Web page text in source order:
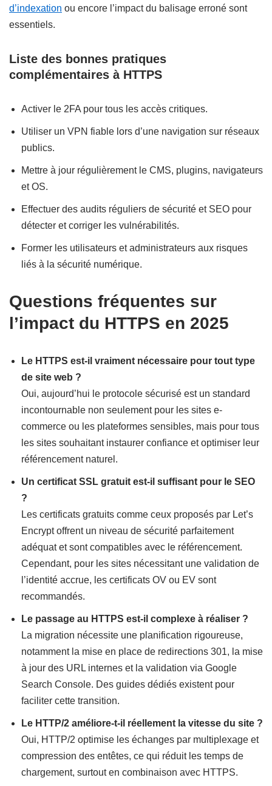
d’indexation ou encore l’impact du balisage erroné sont
essentiels.
Liste des bonnes pratiques
complémentaires à HTTPS
Activer le 2FA pour tous les accès critiques.
Utiliser un VPN fiable lors d’une navigation sur réseaux
publics.
Mettre à jour régulièrement le CMS, plugins, navigateurs
et OS.
Effectuer des audits réguliers de sécurité et SEO pour
détecter et corriger les vulnérabilités.
Former les utilisateurs et administrateurs aux risques
liés à la sécurité numérique.
Questions fréquentes sur
l’impact du HTTPS en 2025
Le HTTPS est-il vraiment nécessaire pour tout type
de site web ?
Oui, aujourd’hui le protocole sécurisé est un standard
incontournable non seulement pour les sites e-
commerce ou les plateformes sensibles, mais pour tous
les sites souhaitant instaurer confiance et optimiser leur
référencement naturel.
Un certificat SSL gratuit est-il suffisant pour le SEO
?
Les certificats gratuits comme ceux proposés par Let’s
Encrypt offrent un niveau de sécurité parfaitement
adéquat et sont compatibles avec le référencement.
Cependant, pour les sites nécessitant une validation de
l’identité accrue, les certificats OV ou EV sont
recommandés.
Le passage au HTTPS est-il complexe à réaliser ?
La migration nécessite une planification rigoureuse,
notamment la mise en place de redirections 301, la mise
à jour des URL internes et la validation via Google
Search Console. Des guides dédiés existent pour
faciliter cette transition.
Le HTTP/2 améliore-t-il réellement la vitesse du site ?
Oui, HTTP/2 optimise les échanges par multiplexage et
compression des entêtes, ce qui réduit les temps de
chargement, surtout en combinaison avec HTTPS.